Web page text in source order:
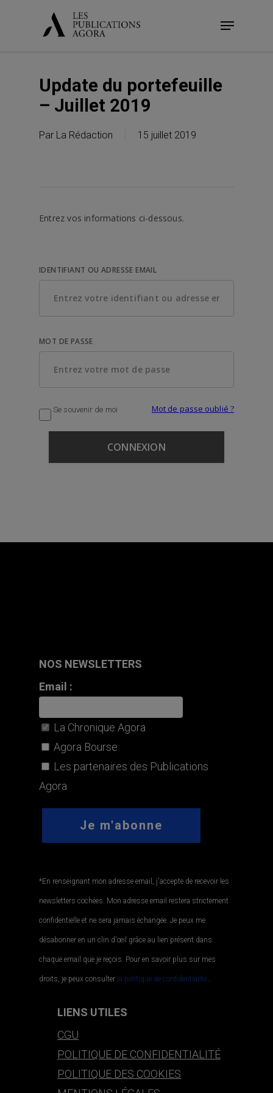
Menu
Update du portefeuille
– Juillet 2019
Par La Rédaction 15 juillet 2019
Entrez vos informations ci-dessous.
IDENTIFIANT OU ADRESSE EMAIL
MOT DE PASSE
Se souvenir de moi Mot de passe oublié ?
NOS NEWSLETTERS
Email :
La Chronique Agora
Agora Bourse
Les partenaires des Publications
Agora
*En renseignant mon adresse email, j'accepte de recevoir les
newsletters cochées. Mon adresse email restera strictement
confidentielle et ne sera jamais échangée. Je peux me
désabonner en un clin d'œil grâce au lien présent dans
chaque email que je reçois. Pour en savoir plus sur mes
droits, je peux consulter la politique de confidentialité..
LIENS UTILES
CGU
POLITIQUE DE CONFIDENTIALITÉ
POLITIQUE DES COOKIES